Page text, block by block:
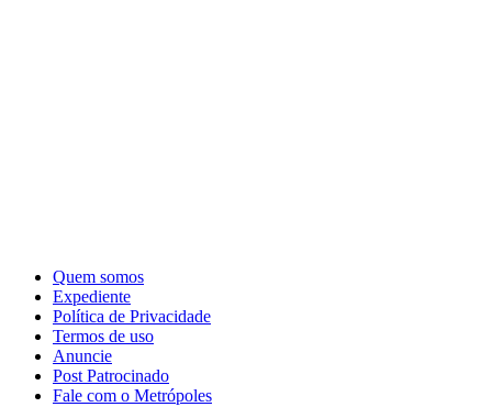
Quem somos
Expediente
Política de Privacidade
Termos de uso
Anuncie
Post Patrocinado
Fale com o Metrópoles